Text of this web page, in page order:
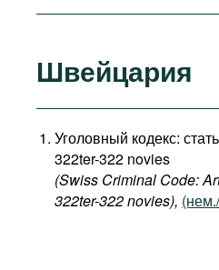
Швейцария
Уголовный кодекс:
322ter-322 novies
(Swiss Criminal Code:
322ter-322 novies),